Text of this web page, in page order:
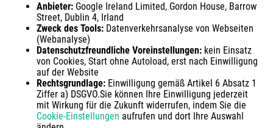
Anbieter: Google Ireland Limited, Gordon House, Barrow
Street, Dublin 4, Irland
Zweck des Tools: Datenverkehrsanalyse von Webseiten
(Webanalyse)
Datenschutzfreundliche Voreinstellungen: kein Einsatz
von Cookies, Start ohne Autoload, erst nach Einwilligung
auf der Website
Rechtsgrundlage: Einwilligung gemäß Artikel 6 Absatz 1
Ziffer a) DSGVO.Sie können Ihre Einwilligung jederzeit
mit Wirkung für die Zukunft widerrufen, indem Sie die
Cookie-Einstellungen aufrufen und dort Ihre Auswahl